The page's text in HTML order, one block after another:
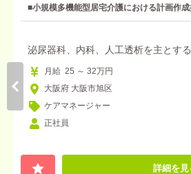
■小規模多機能型居宅介護における計画作成
泌尿器科、内科、人工透析を主とす
月給 25 ～ 32万円
大阪府 大阪市旭区
ケアマネージャー
正社員
詳細を見